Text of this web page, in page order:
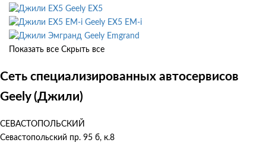
Geely EX5
Geely EX5 EM-i
Geely Emgrand
Показать все Скрыть все
Сеть специализированных автосервисов
Geely (Джили)
СЕВАСТОПОЛЬСКИЙ
Севастопольский пр. 95 б, к.8